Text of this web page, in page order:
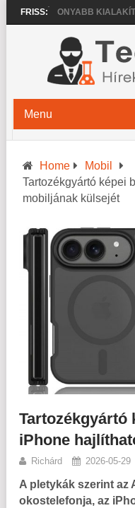
FRISS:
VÉKONYABB
Menu
Home
Mobil
Tartozékgyártó képei
mobiljának külsejét
Tartozékgyártó
iPhone
Richárd 2026-05-29
A pletykák szerint az
okostelefonja, az